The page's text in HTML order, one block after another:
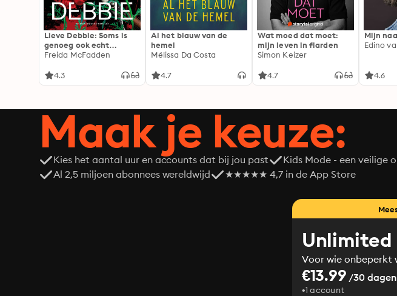
Lieve Debbie: Soms is
genoeg ook echt
genoeg...
Freida McFadden
4.3
Al het blauw van de
hemel
Mélissa Da Costa
4.7
Wat moed dat moet:
mijn leven in flarden
Simon Keizer
4.7
Mijn
Edino
4.6
Maak je keuze:
Kies het aantal uur en accounts dat bij jou past Kids Mode - een veilige
Al 2,5 miljoen abonnees wereldwijd
★★★★★ 4,7 in de App Store
Unlimited
Voor wie onbeperkt
€13.99 /30 dagen
1 account